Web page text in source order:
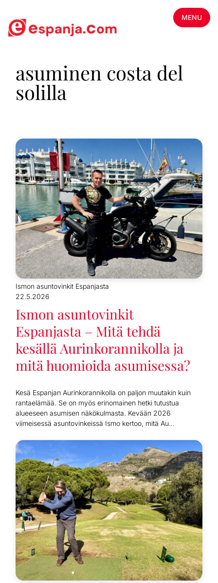
MENU
asuminen costa del
solilla
Ismon asuntovinkit Espanjasta
22.5.2026
Ismon asuntovinkit
Espanjasta – Mitä tehdä
kesällä Aurinkorannikolla ja
mitä huomioida asumisessa?
Kesä Espanjan Aurinkorannikolla on paljon muutakin kuin
rantaelämää. Se on myös erinomainen hetki tutustua
alueeseen asumisen näkökulmasta. Kevään 2026
viimeisessä asuntovinkeissä Ismo kertoo, mitä Au...